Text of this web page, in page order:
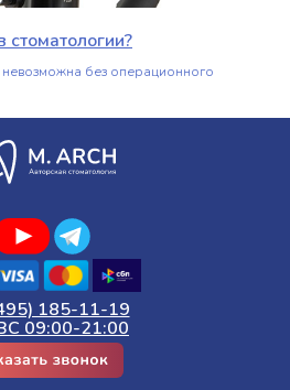
без операционного
185-11-19
09:00-21:00